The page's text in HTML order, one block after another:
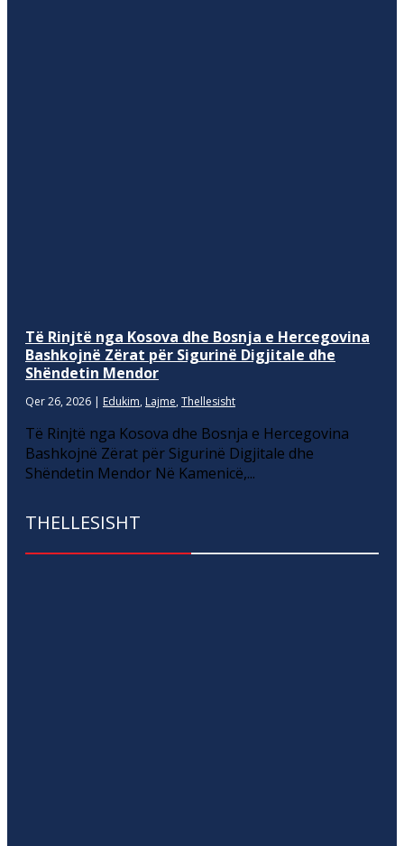
Të Rinjtë nga Kosova dhe Bosnja e Hercegovina
Bashkojnë Zërat për Sigurinë Digjitale dhe
Shëndetin Mendor
Qer 26, 2026 | Edukim, Lajme, Thellesisht
Të Rinjtë nga Kosova dhe Bosnja e Hercegovina
Bashkojnë Zërat për Sigurinë Digjitale dhe
Shëndetin Mendor Në Kamenicë,...
THELLESISHT